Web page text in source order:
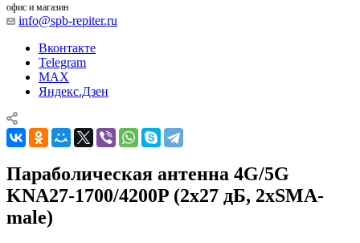
офис и магазин
info@spb-repiter.ru
Вконтакте
Telegram
MAX
Яндекс.Дзен
Параболическая антенна 4G/5G
KNA27-1700/4200P (2x27 дБ, 2xSMA-
male)